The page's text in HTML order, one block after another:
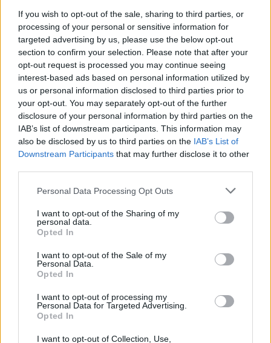
If you wish to opt-out of the sale, sharing to third parties, or
processing of your personal or sensitive information for
targeted advertising by us, please use the below opt-out
section to confirm your selection. Please note that after your
opt-out request is processed you may continue seeing
interest-based ads based on personal information utilized by
us or personal information disclosed to third parties prior to
your opt-out. You may separately opt-out of the further
disclosure of your personal information by third parties on the
IAB’s list of downstream participants. This information may
also be disclosed by us to third parties on the IAB’s List of
Downstream Participants that may further disclose it to other
Personal Data Processing Opt Outs
I want to opt-out of the Sharing of my
personal data.
Opted In
I want to opt-out of the Sale of my
Personal Data.
Opted In
I want to opt-out of processing my
Personal Data for Targeted Advertising.
Opted In
I want to opt-out of Collection, Use,
Egipte aptikta „seniausia pasaulyje“ masinės gamybos
alaus darykla
Žinios | IT ir mokslas
00:01:12
JAE zondas „Hope“ sėkmingai pasiekė Marso orbitą –
sieks ištirti planetos atmosferą
Žinios IT ir mokslas
00:02:03
Pamatykite: „SpaceX“ kosminės raketos prototipas
Žinios | IT ir mokslas
00:02:37
Stulbinantis mokslininkų atradimas – bene didžiausio
žinomo dinozauro liekanos
Žinios | IT ir mokslas